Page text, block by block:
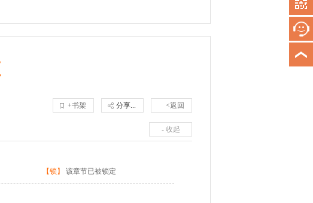
<返回
分享...
+书架
- 收起
【锁】 该章节已被锁定